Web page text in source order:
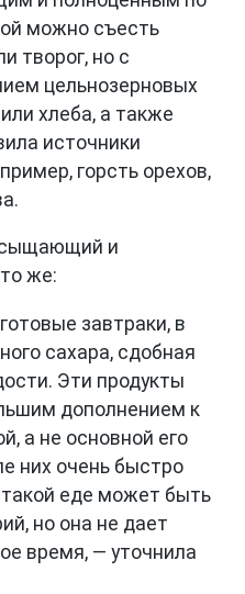
можно съесть
творог, но с
цельнозерновых
хлеба, а также
источники
горсть орехов,
и
же:
завтраки, в
сахара, сдобная
Эти продукты
дополнением к
а не основной его
них очень быстро
такой еде может быть
но она не дает
время, — уточнила